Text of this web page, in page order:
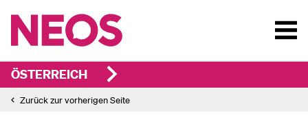
ÖSTERREICH
Zurück zur vorherigen Seite